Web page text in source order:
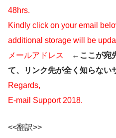
48hrs.
Kindly click on your email
additional storage will be
メールアドレス
←ここが宛
て、リンク先が全く知らない
Regards,
E-mail Support 2018.
<<翻訳>>